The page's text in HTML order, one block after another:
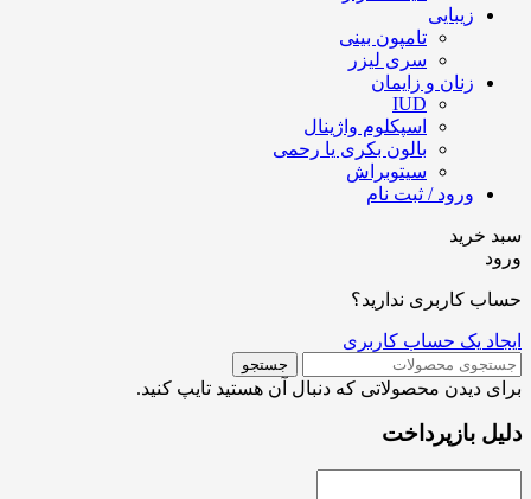
زیبایی
تامپون بینی
سری لیزر
زنان و زایمان
IUD
اسپکلوم واژینال
بالون بکری یا رحمی
سیتوبراش
ورود / ثبت نام
سبد خرید
ورود
حساب کاربری ندارید؟
ایجاد یک حساب کاربری
جستجو
برای دیدن محصولاتی که دنبال آن هستید تایپ کنید.
دلیل بازپرداخت